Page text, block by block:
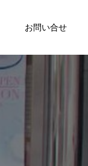
お問い合せ